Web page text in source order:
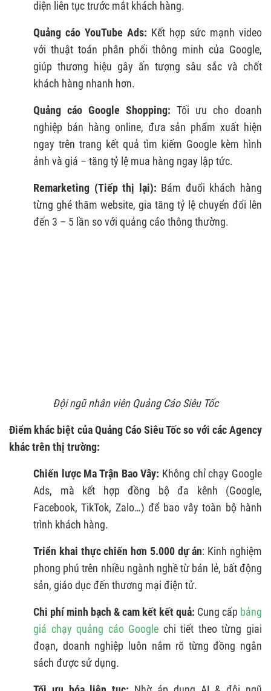
diện liên tục trước mắt khách hàng.
Quảng cáo YouTube Ads: Kết hợp sức mạnh video
với thuật toán phân phối thông minh của Google,
giúp thương hiệu gây ấn tượng sâu sắc và chốt
khách hàng nhanh hơn.
Quảng cáo Google Shopping: Tối ưu cho doanh
nghiệp bán hàng online, đưa sản phẩm xuất hiện
ngay trên trang kết quả tìm kiếm Google kèm hình
ảnh và giá – tăng tỷ lệ mua hàng ngay lập tức.
Remarketing (Tiếp thị lại): Bám đuổi khách hàng
từng ghé thăm website, gia tăng tỷ lệ chuyển đổi lên
đến 3 – 5 lần so với quảng cáo thông thường.
Đội ngũ nhân viên Quảng Cáo Siêu Tốc
Điểm khác biệt của Quảng Cáo Siêu Tốc so với các Agency
khác trên thị trường:
Chiến lược Ma Trận Bao Vây: Không chỉ chạy Google
Ads, mà kết hợp đồng bộ đa kênh (Google,
Facebook, TikTok, Zalo…) để bao vây toàn bộ hành
trình khách hàng.
Triển khai thực chiến hơn 5.000 dự án: Kinh nghiệm
phong phú trên nhiều ngành nghề từ bán lẻ, bất động
sản, giáo dục đến thương mại điện tử.
Chi phí minh bạch & cam kết kết quả: Cung cấp bảng
giá chạy quảng cáo Google chi tiết theo từng giai
đoạn, doanh nghiệp luôn nắm rõ từng đồng ngân
sách được sử dụng.